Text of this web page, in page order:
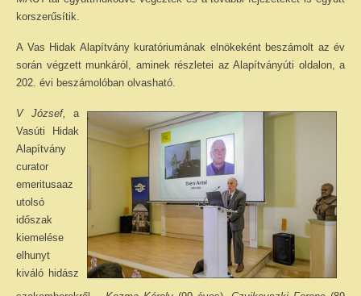
korszerűsítik.
A Vas Hidak Alapítvány kuratóriumának elnökeként beszámolt az év
során végzett munkáról, aminek részletei az Alapítványúti oldalon, a
202. évi beszámolóban olvasható.
V József, a
Vasúti Hidak
Alapítvány
curator
emeritusaaz
utolsó
időszak
kiemelése
elhunyt
kiváló hidász